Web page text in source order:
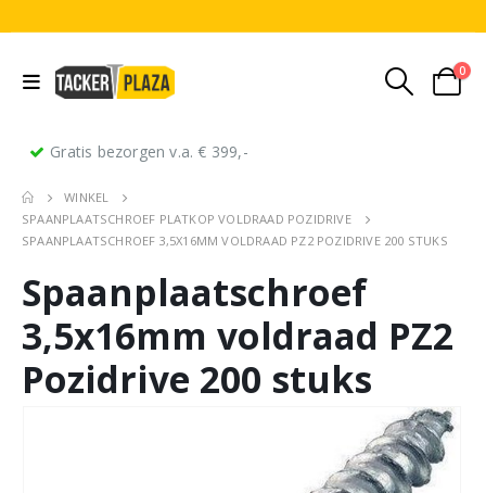
0
Gratis bezorgen v.a. € 399,-
WINKEL
SPAANPLAATSCHROEF PLATKOP VOLDRAAD POZIDRIVE
SPAANPLAATSCHROEF 3,5X16MM VOLDRAAD PZ2 POZIDRIVE 200 STUKS
Spaanplaatschroef
3,5x16mm voldraad PZ2
Pozidrive 200 stuks